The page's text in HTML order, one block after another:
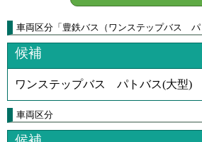
車両区分「豊鉄バス（ワンステップバス パ
候補
ワンステップバス パトバス(大型)
車両区分